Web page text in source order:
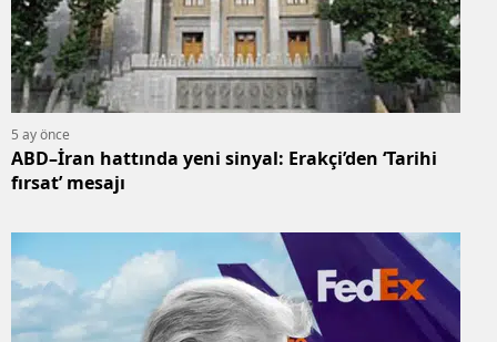
5 ay önce
ABD–İran hattında yeni sinyal: Erakçi’den ‘Tarihi
fırsat’ mesajı